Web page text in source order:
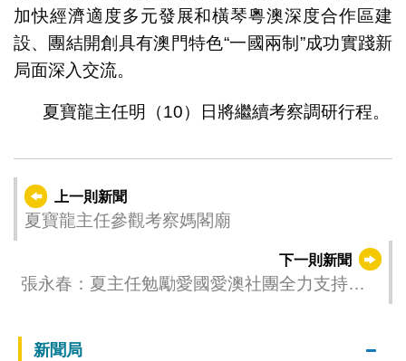
加快經濟適度多元發展和橫琴粵澳深度合作區建
設、團結開創具有澳門特色“一國兩制”成功實踐新
局面深入交流。
夏寶龍主任明（10）日將繼續考察調研行程。
上一則新聞
夏寶龍主任參觀考察媽閣廟
下一則新聞
張永春：夏主任勉勵愛國愛澳社團全力支持特
新聞局